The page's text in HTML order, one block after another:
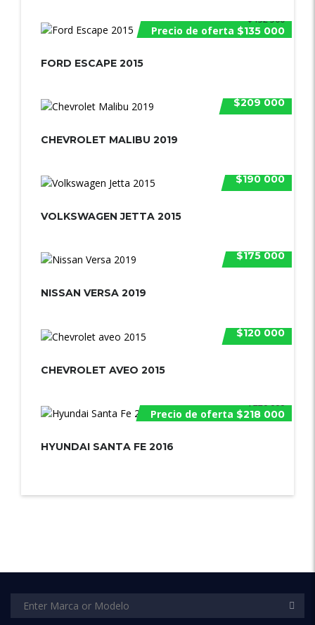
$152 500
Precio de oferta $135 000
FORD ESCAPE 2015
$209 000
CHEVROLET MALIBU 2019
$190 000
VOLKSWAGEN JETTA 2015
$175 000
NISSAN VERSA 2019
$120 000
CHEVROLET AVEO 2015
$220 000
Precio de oferta $218 000
HYUNDAI SANTA FE 2016